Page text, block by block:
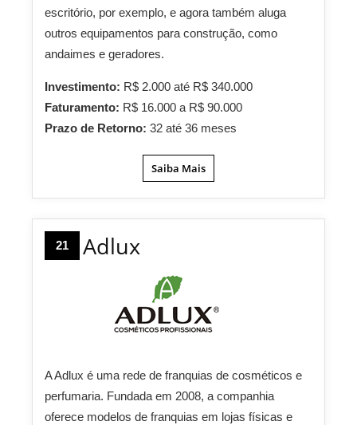
escritório, por exemplo, e agora também aluga
outros equipamentos para construção, como
andaimes e geradores.
Investimento: R$ 2.000 até R$ 340.000
Faturamento: R$ 16.000 a R$ 90.000
Prazo de Retorno: 32 até 36 meses
Saiba Mais
21 Adlux
A Adlux é uma rede de franquias de cosméticos e
perfumaria. Fundada em 2008, a companhia
oferece modelos de franquias em lojas físicas e